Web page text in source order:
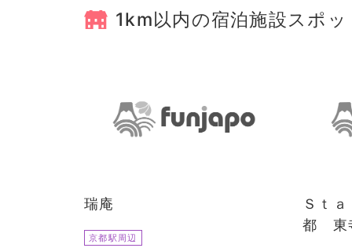
1km以内の宿泊施設スポッ
瑞庵
京都駅周辺
Ｓｔ
都 東